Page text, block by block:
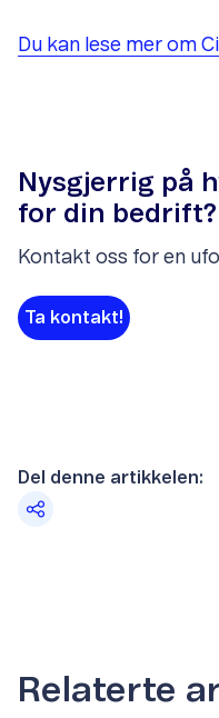
Du kan lese mer om
Nysgjerrig på
for din bedrift?
Kontakt oss for en
Ta kontakt!
Del denne artikkelen:
Relaterte